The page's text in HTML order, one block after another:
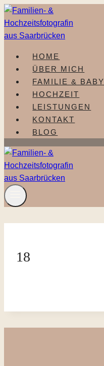
Zum
Inhalt
springen
HOME
ÜBER MICH
FAMILIE & BABY
HOCHZEIT
LEISTUNGEN
KONTAKT
BLOG
18